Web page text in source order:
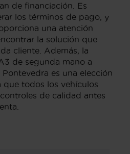
de financiación. Es
los términos de pago, y
una atención
la solución que
cliente. Además, la
de segunda mano a
es una elección
que todos los vehículos
de calidad antes